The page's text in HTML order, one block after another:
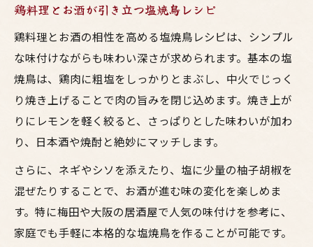
鶏料理とお酒が引き立つ塩焼鳥レシピ
鶏料理とお酒の相性を高める塩焼鳥レシピは、シンプル
な味付けながらも味わい深さが求められます。基本の塩
焼鳥は、鶏肉に粗塩をしっかりとまぶし、中火でじっく
り焼き上げることで肉の旨みを閉じ込めます。焼き上が
りにレモンを軽く絞ると、さっぱりとした味わいが加わ
り、日本酒や焼酎と絶妙にマッチします。
さらに、ネギやシソを添えたり、塩に少量の柚子胡椒を
混ぜたりすることで、お酒が進む味の変化を楽しめま
す。特に梅田や大阪の居酒屋で人気の味付けを参考に、
家庭でも手軽に本格的な塩焼鳥を作ることが可能です。